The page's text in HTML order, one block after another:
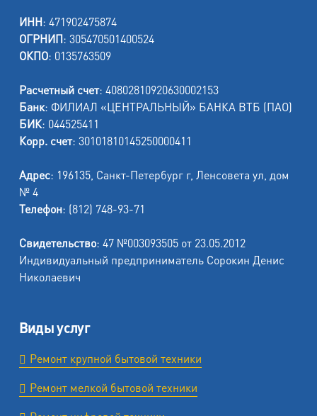
ИНН: 471902475874
ОГРНИП: 305470501400524
ОКПО: 0135763509
Расчетный счет: 40802810920630002153
Банк: ФИЛИАЛ «ЦЕНТРАЛЬНЫЙ» БАНКА ВТБ (ПАО)
БИК: 044525411
Корр. счет: 30101810145250000411
Адрес: 196135, Санкт-Петербург г, Ленсовета ул, дом
№ 4
Телефон: (812) 748-93-71
Свидетельство: 47 №003093505 от 23.05.2012
Индивидуальный предприниматель Сорокин Денис
Николаевич
Виды услуг
Ремонт крупной бытовой техники
Ремонт мелкой бытовой техники